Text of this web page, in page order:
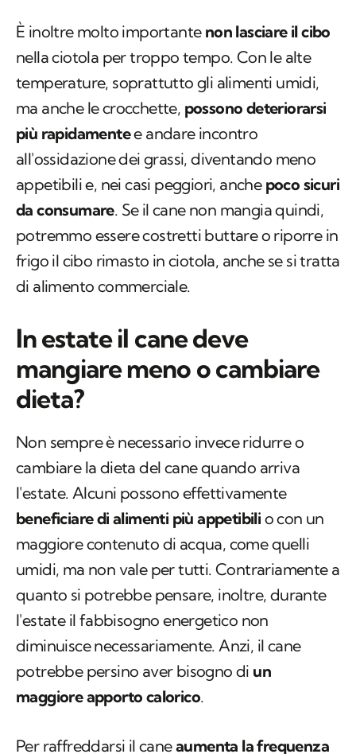
È inoltre molto importante non lasciare il cibo
nella ciotola per troppo tempo. Con le alte
temperature, soprattutto gli alimenti umidi,
ma anche le crocchette, possono deteriorarsi
più rapidamentee andare incontro
all'ossidazione dei grassi, diventando meno
appetibili e, nei casi peggiori, anche poco sicuri
da consumare. Se il cane non mangia quindi,
potremmo essere costretti buttare o riporre in
frigo il cibo rimasto in ciotola, anche se si tratta
di alimento commerciale.
In estate il cane deve
mangiare meno o cambiare
dieta?
Non sempre è necessario invece ridurre o
cambiare la dieta del cane quando arriva
l'estate. Alcuni possono effettivamente
beneficiare di alimenti più appetibili o con un
maggiore contenuto di acqua, come quelli
umidi, ma non vale per tutti. Contrariamente a
quanto si potrebbe pensare, inoltre, durante
l'estate il fabbisogno energetico non
diminuisce necessariamente. Anzi, il cane
potrebbe persino aver bisogno di un
maggiore apporto calorico.
Per raffreddarsi il caneaumenta la frequenza